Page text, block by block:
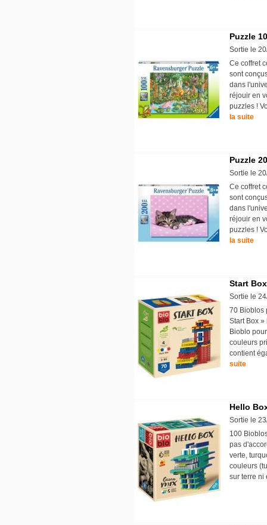
Puzzle
Sortie le
Ce coffret
sont
dans
réjouir en
puzzles !
la suite
Puzzle
Sortie le
Ce coffret
sont
dans
réjouir en
puzzles !
la suite
Start
Sortie le
70 Bioblos
Start Box
Bioblo
couleurs
contient
suite
Hello
Sortie le
100
pas
verte,
couleurs
sur terre